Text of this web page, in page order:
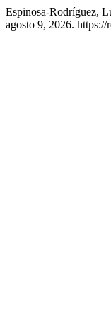
Espinosa-Rodríguez,
agosto 9, 2026.